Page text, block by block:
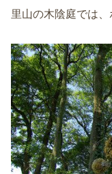
里山の木陰庭では、